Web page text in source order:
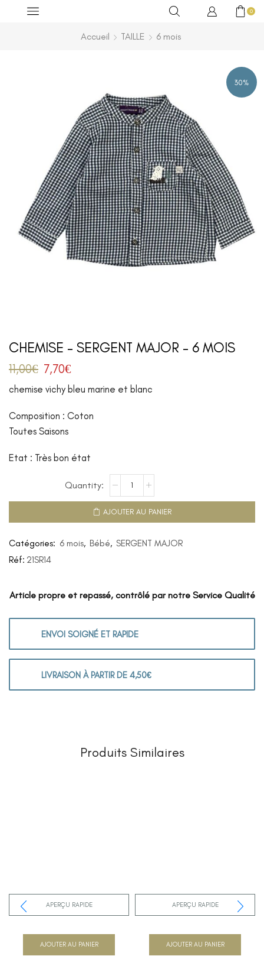
0
Accueil TAILLE 6 mois
30%
CHEMISE – SERGENT MAJOR – 6 MOIS
11,00€ 7,70€
chemise vichy bleu marine et blanc
Composition : Coton
Toutes Saisons
Etat : Très bon état
AJOUTER AU PANIER
Catégories: 6 mois, Bébé, SERGENT MAJOR
Réf: 21SR14
Article propre et repassé, contrôlé par notre Service Qualité
ENVOI SOIGNÉ ET RAPIDE
LIVRAISON À PARTIR DE 4,50€
Produits Similaires
APERÇU RAPIDE
AJOUTER AU PANIER
APERÇU RAPIDE
AJOUTER AU PANIER